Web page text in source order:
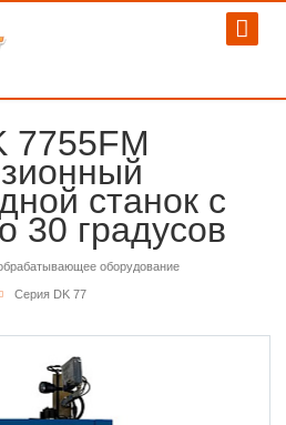
7755FМ
станок с
30 градусов
оборудование
Серия DK 77